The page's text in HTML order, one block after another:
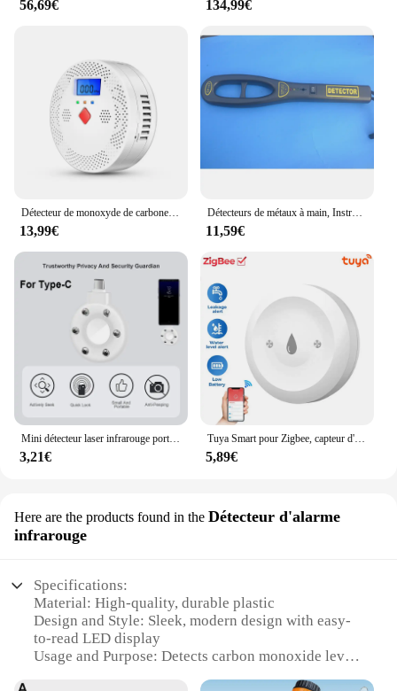
56,69€ 134,99€
Détecteur de monoxyde de carbone intelligent Tuya, alarme Wi-Fi, son d'iode 85dB, affichage numérique LCD, moniteur de CO en temps réel pour la maison et l'intérieur, empoisonnement
13,99€
Détecteurs de métaux à main, Instrument de sécurité rebondissant, Scanner de haute sensibilité
11,59€
3,21€
Tuya Smart pour Zigbee, capteur d'eau, détecteur de fuite d'eau d'inondation, application de surveillance à distance, prise en charge de l'assistant domestique Zigbee2mqtt
5,89€
Here are the products found in the Détecteur d'alarme
infrarouge
Specifications:
Material: High-quality, durable plastic
Design and Style: Sleek, modern design with easy-
to-read LED display
Usage and Purpose: Detects carbon monoxide levels